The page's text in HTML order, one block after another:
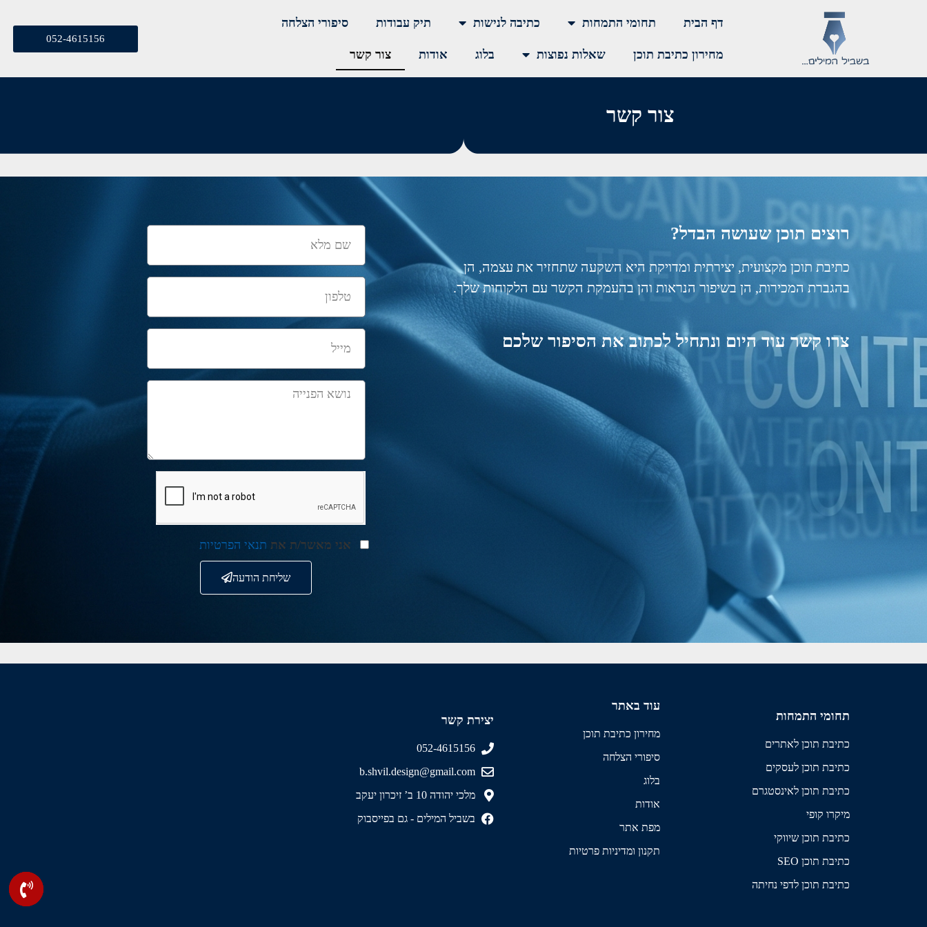
דף הבית תחומי התמחות כתיבה לנישות תיק עבודות סיפורי הצלחה
מחירון כתיבת תוכן שאלות נפוצות בלוג אודות צור קשר
052-4615156
צור קשר
רוצים תוכן שעושה הבדל?
כתיבת תוכן מקצועית, יצירתית ומדויקת היא השקעה שתחזיר את עצמה, הן
בהגברת המכירות, הן בשיפור הנראות והן בהעמקת הקשר עם הלקוחות שלך.
צרו קשר עוד היום ונתחיל לכתוב את הסיפור שלכם
אני מאשר/ת את תנאי הפרטיות
שליחת הודעה
תחומי התמחות
כתיבת תוכן לאתרים
כתיבת תוכן לעסקים
כתיבת תוכן לאינסטגרם
מיקרו קופי
כתיבת תוכן שיווקי
כתיבת תוכן SEO
כתיבת תוכן לדפי נחיתה
עוד באתר
מחירון כתיבת תוכן
סיפורי הצלחה
בלוג
אודות
מפת אתר
תקנון ומדיניות פרטיות
יצירת קשר
052-4615156
b.shvil.design@gmail.com
מלכי יהודה 10 ב’ זיכרון יעקב
בשביל המילים - גם בפייסבוק